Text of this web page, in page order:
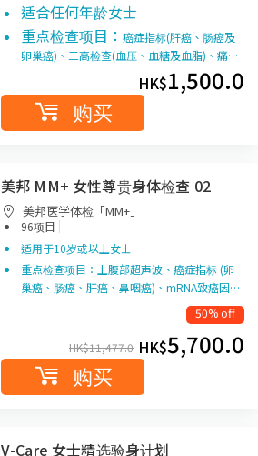
适合任何年龄女士
重点检查项目： 癌症指标(肝癌、肠癌及
卵巢癌)、三高检查(血压、血糖及血脂)、痛…
HK$1,500.0
购买
美邦 MM+ 女性尊贵身体检查 02
美邦医学体检「MM+」
96项目 |
适用于10岁或以上女士
重点检查项目：上腹部超声波、癌症指标 (卵
巢癌、肠癌、肝癌、鼻咽癌)、mRNA致癌因…
50% off
HK$11,477.0 HK$5,700.0
购买
V-Care 女士精选验身计划